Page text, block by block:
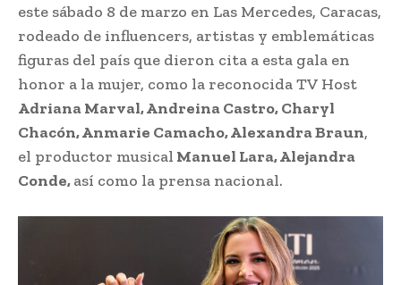
este sábado 8 de marzo en Las Mercedes, Caracas,
rodeado de influencers, artistas y emblemáticas
figuras del país que dieron cita a esta gala en
honor a la mujer, como la reconocida TV Host
Adriana Marval, Andreina Castro, Charyl
Chacón, Anmarie Camacho, Alexandra Braun,
el productor musical Manuel Lara, Alejandra
Conde,así como la prensa nacional.